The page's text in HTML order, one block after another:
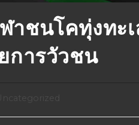
ชนโคทุ่งทะ
การวัวชน
Uncategorized